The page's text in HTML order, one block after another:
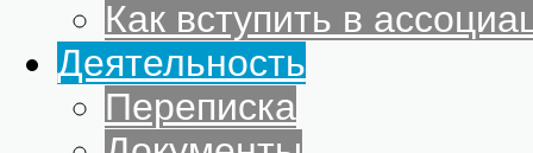
Как вступить в
Деятельность
Переписка